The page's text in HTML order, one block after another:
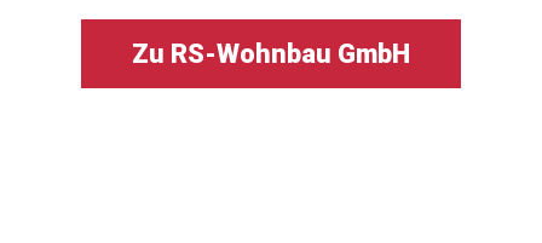
Zu RS-Wohnbau GmbH